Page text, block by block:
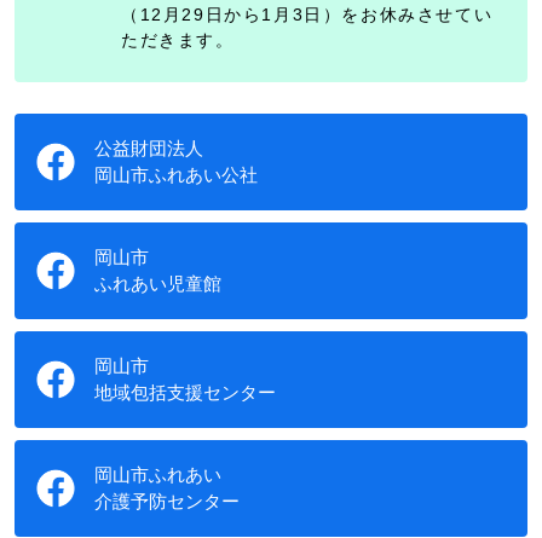
（12月29日から1月3日）をお休みさせてい
ただきます。
公益財団法人
岡山市ふれあい公社
岡山市
ふれあい児童館
岡山市
地域包括支援センター
岡山市ふれあい
介護予防センター